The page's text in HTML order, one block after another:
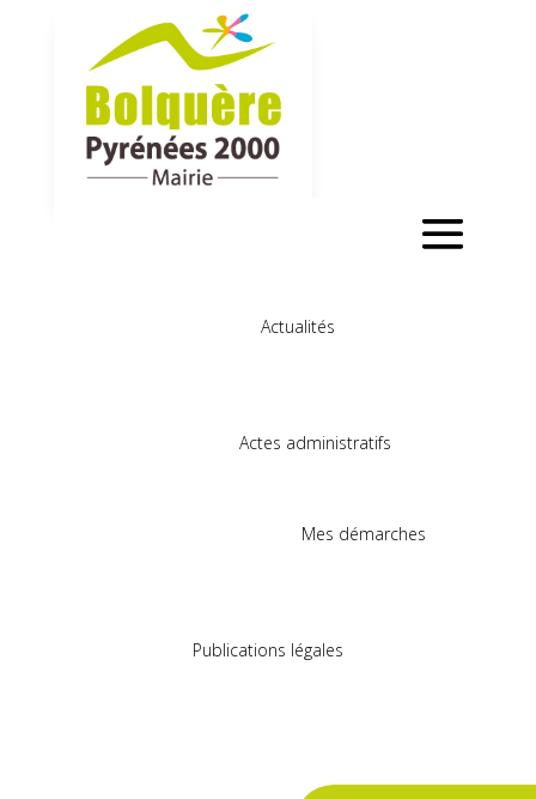
Actualités
Actes administratifs
Mes démarches
Publications légales